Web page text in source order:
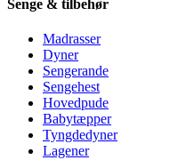
Senge & tilbehør
Madrasser
Dyner
Sengerande
Sengehest
Hovedpude
Babytæpper
Tyngdedyner
Lagener